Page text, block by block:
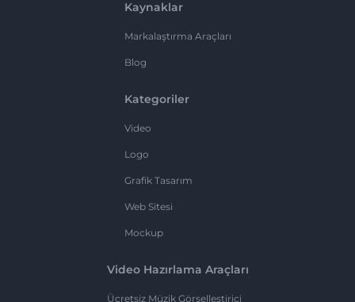
Kaynaklar
Markalaştırma Araçları
Blog
Kategoriler
Video
Logo
Grafik Tasarım
Web Sitesi
Mockup
Video Hazırlama Araçları
Ücretsiz Müzik Görselleştirici